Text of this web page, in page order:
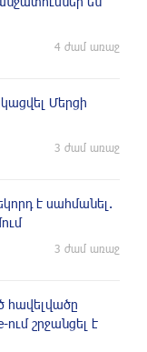
4 ժամ առաջ
Մերցի
3 ժամ առաջ
է սահմանել.
3 ժամ առաջ
հավելվածը
շրջանցել է